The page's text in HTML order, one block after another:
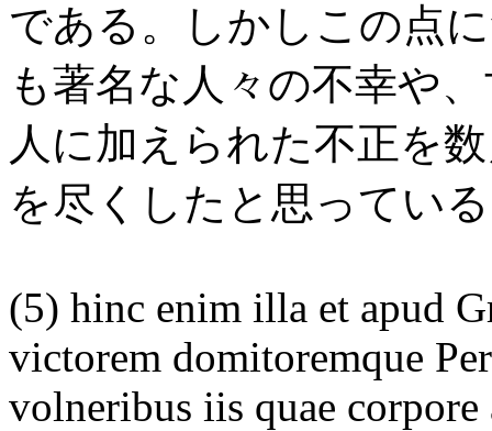
である。しかしこの点
も著名な人々の不幸や
人に加えられた不正を
を尽くしたと思ってい
(5) hinc enim illa et apud
victorem domitoremque
volneribus iis quae